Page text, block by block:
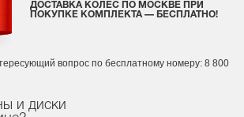
и диски
ДОСТАВКА КОЛЕС ПО МОСКВЕ ПРИ
ПОКУПКЕ КОМПЛЕКТА — БЕСПЛАТНО!
вопрос по бесплатному номеру: 8 800